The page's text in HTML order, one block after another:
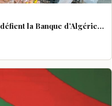
la Banque d’Algérie…